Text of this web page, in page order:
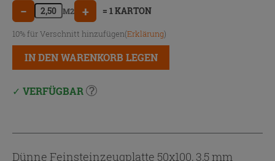
− M2 + = 1 KARTON
10% für Verschnitt hinzufügen(Erklärung)
IN DEN WARENKORB LEGEN
VERFÜGBAR
Dünne Feinsteinzeugplatte 50x100, 3,5 mm